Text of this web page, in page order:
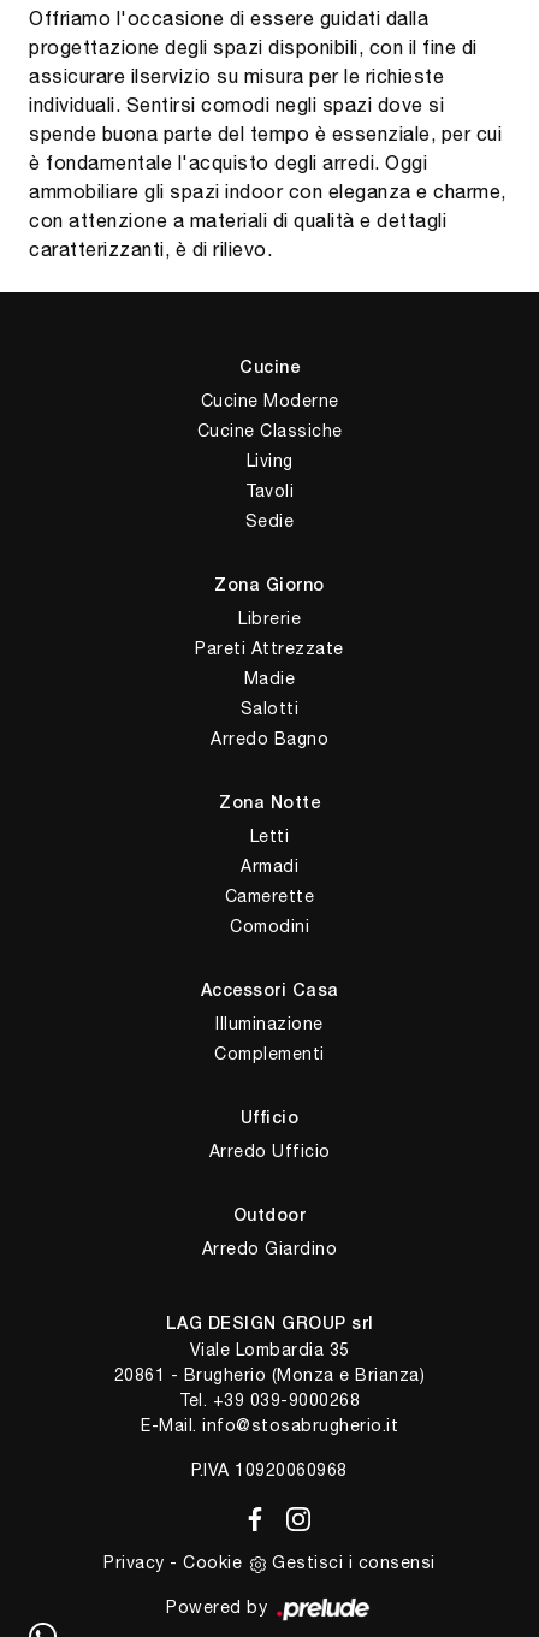
Offriamo l'occasione di essere guidati dalla
progettazione degli spazi disponibili, con il fine di
assicurare ilservizio su misura per le richieste
individuali. Sentirsi comodi negli spazi dove si
spende buona parte del tempo è essenziale, per cui
è fondamentale l'acquisto degli arredi. Oggi
ammobiliare gli spazi indoor con eleganza e charme,
con attenzione a materiali di qualità e dettagli
caratterizzanti, è di rilievo.
Cucine
Cucine Moderne
Cucine Classiche
Living
Tavoli
Sedie
Zona Giorno
Librerie
Pareti Attrezzate
Madie
Salotti
Arredo Bagno
Zona Notte
Letti
Armadi
Camerette
Comodini
Accessori Casa
Illuminazione
Complementi
Ufficio
Arredo Ufficio
Outdoor
Arredo Giardino
LAG DESIGN GROUP srl
Viale Lombardia 35
20861 - Brugherio (Monza e Brianza)
Tel. +39 039-9000268
E-Mail. info@stosabrugherio.it
P.IVA 10920060968
Privacy -Cookie Gestisci i consensi
Powered by